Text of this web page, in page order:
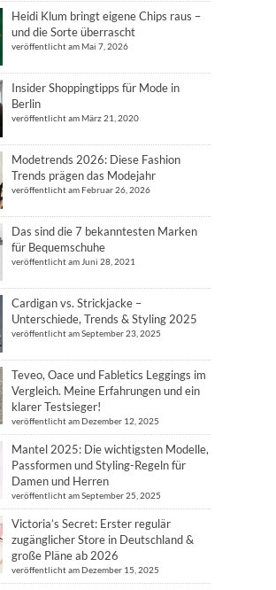
Heidi Klum bringt eigene Chips raus –
und die Sorte überrascht
veröffentlicht am Mai 7, 2026
Insider Shoppingtipps für Mode in
Berlin
veröffentlicht am März 21, 2020
Modetrends 2026: Diese Fashion
Trends prägen das Modejahr
veröffentlicht am Februar 26, 2026
Das sind die 7 bekanntesten Marken
für Bequemschuhe
veröffentlicht am Juni 28, 2021
Cardigan vs. Strickjacke –
Unterschiede, Trends & Styling 2025
veröffentlicht am September 23, 2025
Teveo, Oace und Fabletics Leggings im
Vergleich. Meine Erfahrungen und ein
klarer Testsieger!
veröffentlicht am Dezember 12, 2025
Mantel 2025: Die wichtigsten Modelle,
Passformen und Styling-Regeln für
Damen und Herren
veröffentlicht am September 25, 2025
Victoria’s Secret: Erster regulär
zugänglicher Store in Deutschland &
große Pläne ab 2026
veröffentlicht am Dezember 15, 2025